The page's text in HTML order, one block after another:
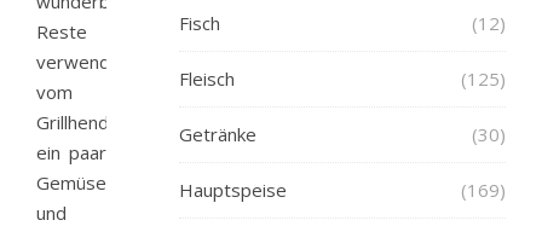
Reste
verwenden,
vom
Grillhendl,
ein paar
Gemüsesorten
und
Fisch (12)
Fleisch (125)
Getränke (30)
Hauptspeise (169)